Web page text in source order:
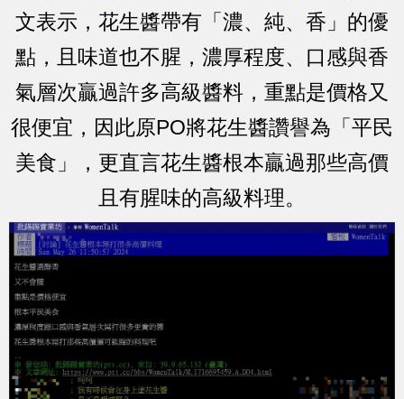
文表示，花生醬帶有「濃、純、香」的優
點，且味道也不腥，濃厚程度、口感與香
氣層次贏過許多高級醬料，重點是價格又
很便宜，因此原PO將花生醬讚譽為「平民
美食」，更直言花生醬根本贏過那些高價
且有腥味的高級料理。